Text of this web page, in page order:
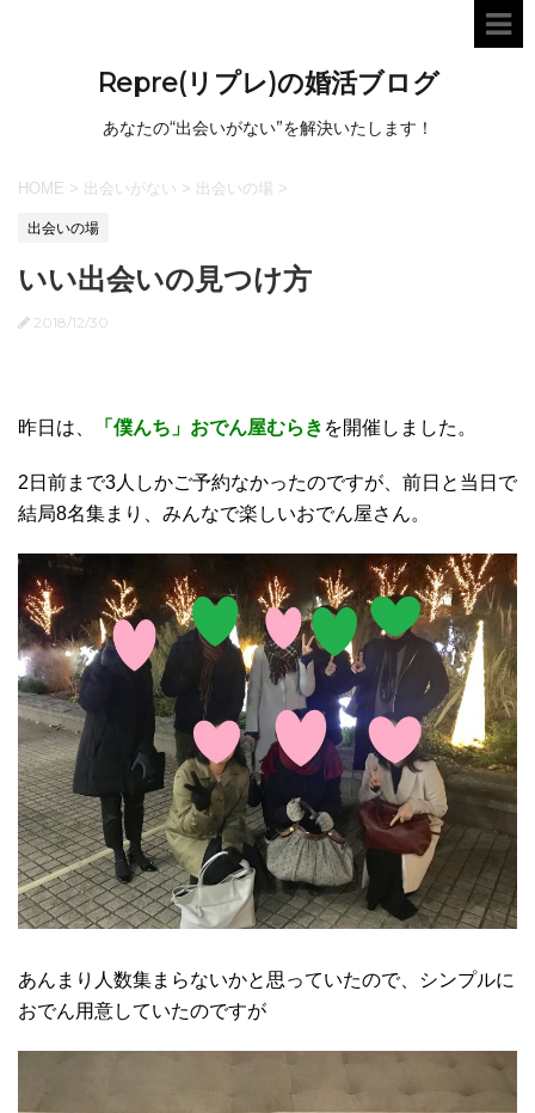
Repre(リプレ)の婚活ブログ
あなたの“出会いがない”を解決いたします！
HOME > 出会いがない > 出会いの場 >
出会いの場
いい出会いの見つけ方
2018/12/30
昨日は、 「僕んち」おでん屋むらき を開催しました。
2日前まで3人しかご予約なかったのですが、前日と当日で
結局8名集まり、みんなで楽しいおでん屋さん。
あんまり人数集まらないかと思っていたので、シンプルに
おでん用意していたのですが